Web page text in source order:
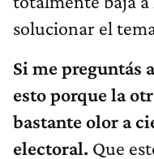
solucionar el
Si me preguntás
esto porque la
bastante olor a
electoral. Que